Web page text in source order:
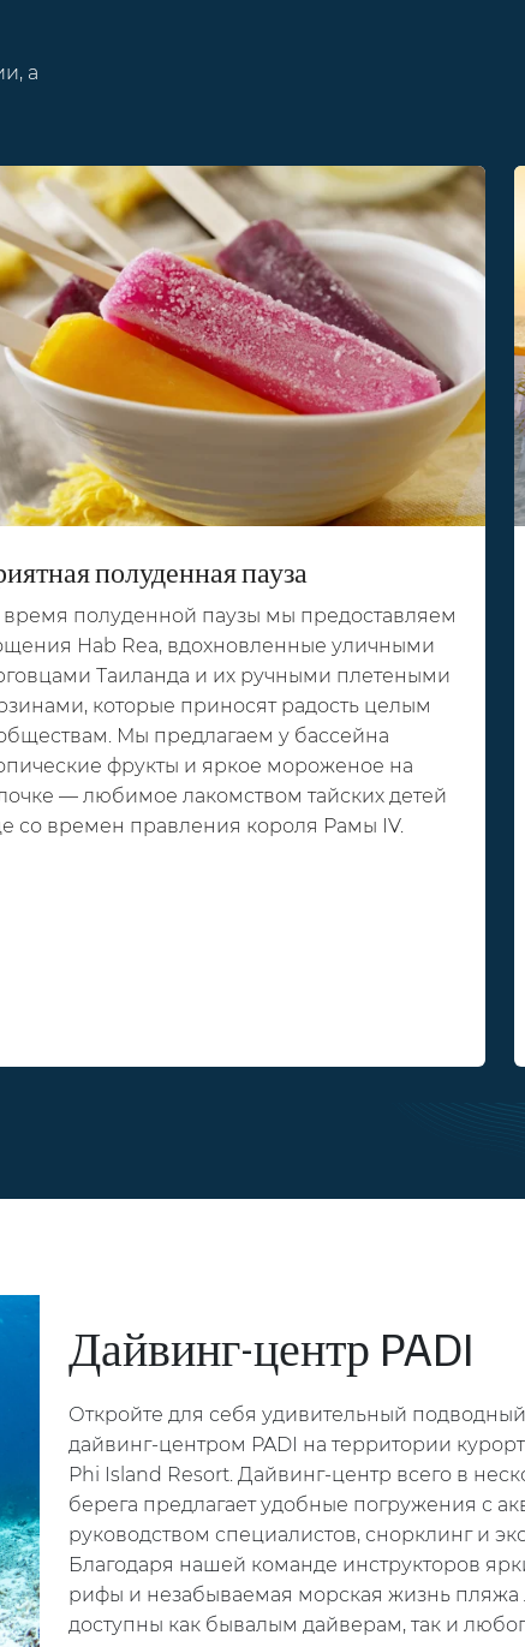
а
полуденная пауза
время полуденной паузы мы предоставляем
Hab Rea, вдохновленные уличными
Таиланда и их ручными плетеными
которые приносят радость целым
Мы предлагаем у бассейна
фрукты и яркое мороженое на
— любимое лакомством тайских детей
со времен правления короля Рамы IV.
Дайвинг-центр PADI
Откройте для себя удивительный
дайвинг-центром PADI на территории
Phi Island Resort. Дайвинг-центр всего в
берега предлагает удобные погружения с
руководством специалистов, снорклинг и
Благодаря нашей команде инструкторов
рифы и незабываемая морская жизнь пляжа
доступны как бывалым дайверам, так и